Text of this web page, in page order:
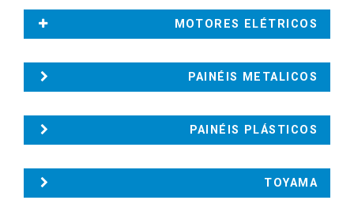
MOTORES ELÉTRICOS
PAINÉIS METALICOS
PAINÉIS PLÁSTICOS
TOYAMA